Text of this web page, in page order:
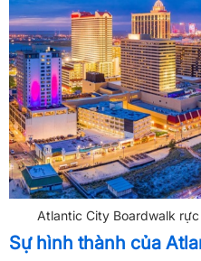
Atlantic City Boardwalk
Sự hình thành của